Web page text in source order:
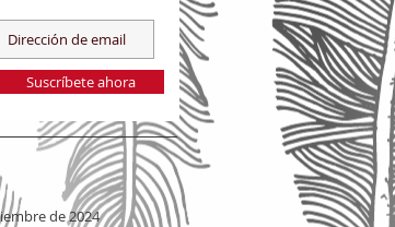
Suscríbete ahora
de 2024